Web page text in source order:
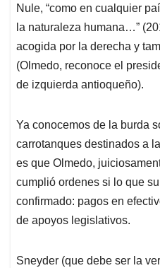
Nule, “como en cualquier
la naturaleza humana…”
acogida por la derecha y
(Olmedo, reconoce el
de izquierda antioqueño).
Ya conocemos de la burda
carrotanques destinados a
es que Olmedo,
cumplió ordenes si lo que
confirmado: pagos en
de apoyos legislativos.
Sneyder (que debe ser la